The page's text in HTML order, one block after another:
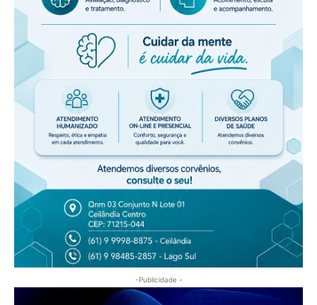
-Publicidade -